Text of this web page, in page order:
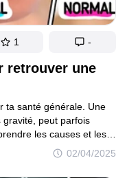
retrouver une
02/04/2025
ta santé générale. Une
gravité, peut parfois
les causes et les
t’aider à garder une
1 -